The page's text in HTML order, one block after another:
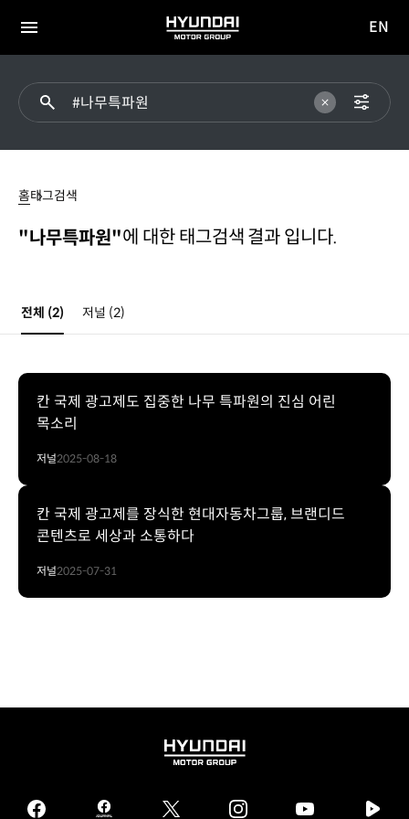
전체
HYUNDAI
MOTOR
이동
EN
홈태그검색
"나무특파원"에 대한 태그검색 결과 입니다.
전체 (2) 저널 (2)
칸 국제 광고제도 집중한 나무 특파원의 진심 어린
목소리
저널2025-08-18
칸 국제 광고제를 장식한 현대자동차그룹, 브랜디드
콘텐츠로 세상과 소통하다
저널2025-07-31
HYUNDAI
GROUP